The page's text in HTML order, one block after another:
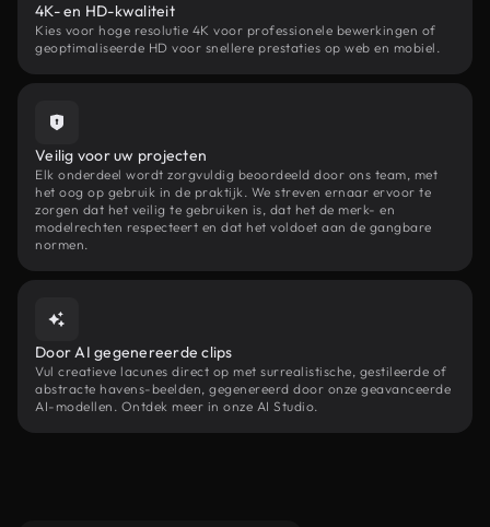
4K- en HD-kwaliteit
Kies voor hoge resolutie 4K voor professionele bewerkingen of
geoptimaliseerde HD voor snellere prestaties op web en mobiel.
Veilig voor uw projecten
Elk onderdeel wordt zorgvuldig beoordeeld door ons team, met
het oog op gebruik in de praktijk. We streven ernaar ervoor te
zorgen dat het veilig te gebruiken is, dat het de merk- en
modelrechten respecteert en dat het voldoet aan de gangbare
normen.
Door AI gegenereerde clips
Vul creatieve lacunes direct op met surrealistische, gestileerde of
abstracte havens-beelden, gegenereerd door onze geavanceerde
AI-modellen. Ontdek meer in onze AI Studio.